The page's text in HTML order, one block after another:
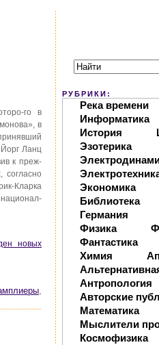
го в
в
Ланц
к преж-
согласно
Кларка
новых
РУБРИКИ:
Река времени
Информатика
История
Эзотерика
Экономика
Библиотека
Германия
Физика
Фантастика
Химия
Антропология
Авторские
Математика
Мыслители
Космофизика